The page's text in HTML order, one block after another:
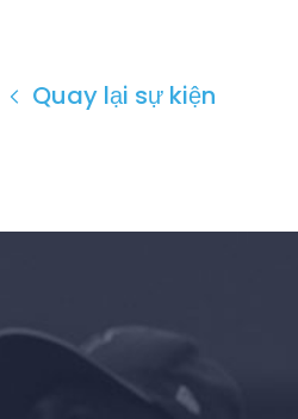
Vote
Quyên tặng
Quay lại sự kiện